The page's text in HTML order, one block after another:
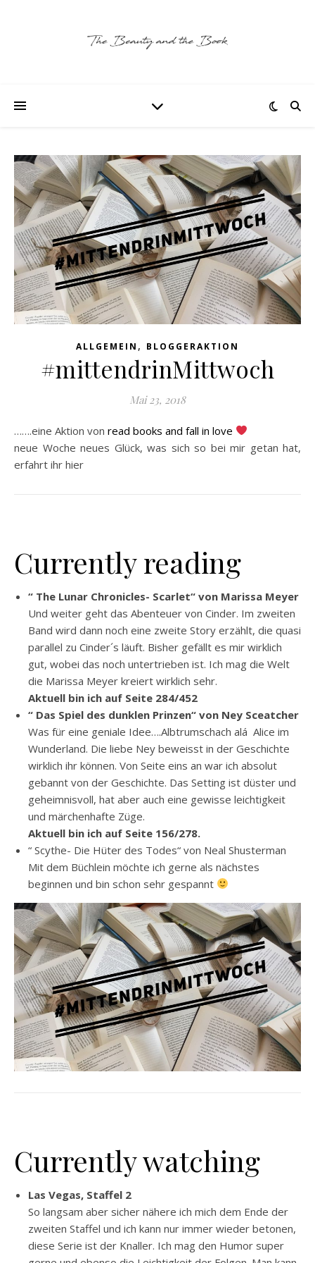
ALLGEMEIN , BLOGGERAKTION
#mittendrinMittwoch
Mai 23, 2018
…….eine Aktion von read books and fall in love
neue Woche neues Glück, was sich so bei mir getan hat,
erfahrt ihr hier
Currently reading
“ The Lunar Chronicles- Scarlet“ von Marissa Meyer
Und weiter geht das Abenteuer von Cinder. Im zweiten
Band wird dann noch eine zweite Story erzählt, die quasi
parallel zu Cinder´s läuft. Bisher gefällt es mir wirklich
gut, wobei das noch untertrieben ist. Ich mag die Welt
die Marissa Meyer kreiert wirklich sehr.
Aktuell bin ich auf Seite 284/452
“ Das Spiel des dunklen Prinzen“ von Ney Sceatcher
Was für eine geniale Idee….Albtrumschach alá Alice im
Wunderland. Die liebe Ney beweisst in der Geschichte
wirklich ihr können. Von Seite eins an war ich absolut
gebannt von der Geschichte. Das Setting ist düster und
geheimnisvoll, hat aber auch eine gewisse leichtigkeit
und märchenhafte Züge.
Aktuell bin ich auf Seite 156/278.
“ Scythe- Die Hüter des Todes“ von Neal Shusterman
Mit dem Büchlein möchte ich gerne als nächstes
beginnen und bin schon sehr gespannt
Currently watching
Las Vegas, Staffel 2
So langsam aber sicher nähere ich mich dem Ende der
zweiten Staffel und ich kann nur immer wieder betonen,
diese Serie ist der Knaller. Ich mag den Humor super